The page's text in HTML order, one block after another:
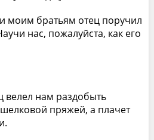
моим братьям отец поручил
нас, пожалуйста, как его
велел нам раздобыть
пряжей, а плачет